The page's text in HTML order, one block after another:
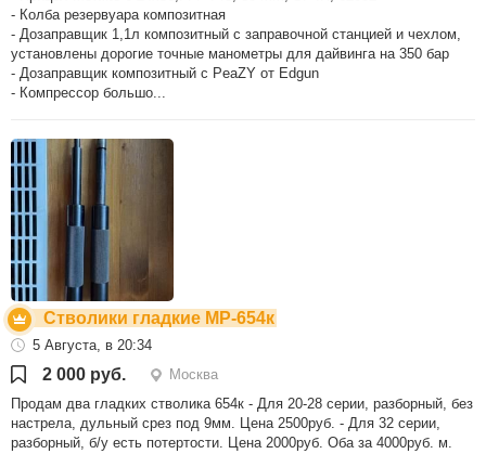
- Колба резервуара композитная
- Дозаправщик 1,1л композитный с заправочной станцией и чехлом,
установлены дорогие точные манометры для дайвинга на 350 бар
- Дозаправщик композитный с PeaZY от Edgun
- Компрессор большо...
Стволики гладкие МР-654к
5 Августа, в 20:34
2 000 руб.
Москва
Продам два гладких стволика 654к - Для 20-28 серии, разборный, без
настрела, дульный срез под 9мм. Цена 2500руб. - Для 32 серии,
разборный, б/у есть потертости. Цена 2000руб. Оба за 4000руб. м.